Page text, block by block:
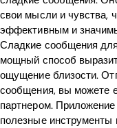
свои мысли и чувства,
эффективным и
Сладкие сообщения
мощный способ
ощущение близости.
сообщения, вы можете
партнером.
полезные